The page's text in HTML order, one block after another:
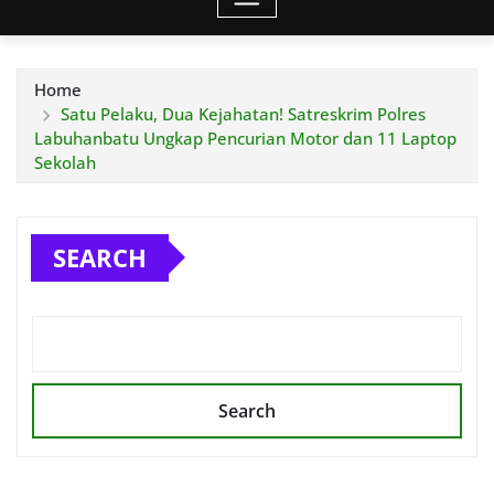
Home
Satu Pelaku, Dua Kejahatan! Satreskrim Polres
Labuhanbatu Ungkap Pencurian Motor dan 11 Laptop
Sekolah
SEARCH
Search